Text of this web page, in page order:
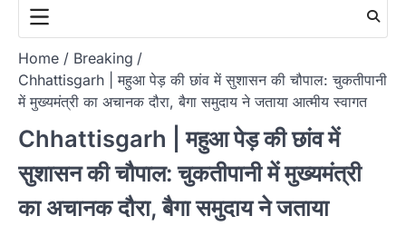
Home
Breaking
Chhattisgarh | महुआ पेड़ की छांव में सुशासन की चौपाल: चुकतीपानी
में मुख्यमंत्री का अचानक दौरा, बैगा समुदाय ने जताया आत्मीय स्वागत
Chhattisgarh | महुआ पेड़ की छांव में
सुशासन की चौपाल: चुकतीपानी में मुख्यमंत्री
का अचानक दौरा, बैगा समुदाय ने जताया